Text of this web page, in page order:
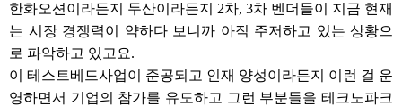
한화오션이라든지 두산이라든지 2차, 3차 벤더들이 지금 현재
는 시장 경쟁력이 약하다 보니까 아직 주저하고 있는 상황으
로 파악하고 있고요.
이 테스트베드사업이 준공되고 인재 양성이라든지 이런 걸 운
영하면서 기업의 참가를 유도하고 그런 부분들을 테크노파크